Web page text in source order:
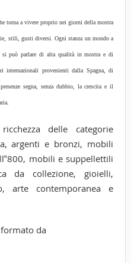
torna a vivere proprio nei giorni della mostra
stili, gusti diversi. Ogni stanza un mondo a
si può parlare di alta qualità in mostra e di
internazionali provenienti dalla Spagna, di
segna, senza dubbio, la crescita e il
delle categorie
argenti e bronzi, mobili
mobili e suppellettili
da collezione, gioielli,
arte contemporanea e
da